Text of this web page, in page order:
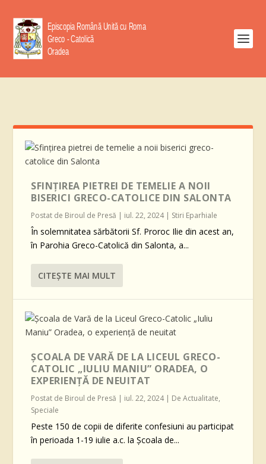
SFINȚIREA PIETREI DE TEMELIE A NOII
BISERICI GRECO-CATOLICE DIN SALONTA
Postat de Biroul de Presă | iul. 22, 2024| Stiri Eparhiale
În solemnitatea sărbătorii Sf. Proroc Ilie din acest an,
în Parohia Greco-Catolică din Salonta, a...
CITEŞTE MAI MULT
ȘCOALA DE VARĂ DE LA LICEUL GRECO-
CATOLIC „IULIU MANIU” ORADEA, O
EXPERIENȚĂ DE NEUITAT
Postat de Biroul de Presă | iul. 22, 2024| De Actualitate,
Speciale
Peste 150 de copii de diferite confesiuni au participat
în perioada 1-19 iulie a.c. la Școala de...